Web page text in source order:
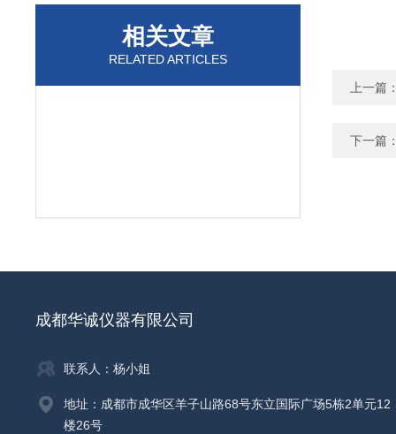
相关文章
RELATED ARTICLES
上一篇
下一篇
成都华诚仪器有限公司
联系人：杨小姐
地址：成都市成华区羊子山路68号东立国际广场5栋2单元12
楼26号